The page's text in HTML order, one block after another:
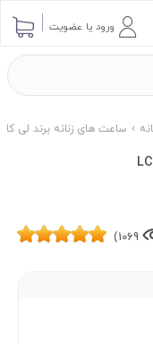
ورود یا عضویت
ساعت های زنانه برند لی
1069)